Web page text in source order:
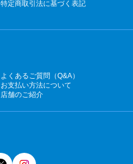
特定商取引法に基づく表記
よくあるご質問（Q&A）
お支払い方法について
店舗のご紹介